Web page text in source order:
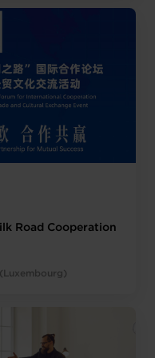
Road Cooperation